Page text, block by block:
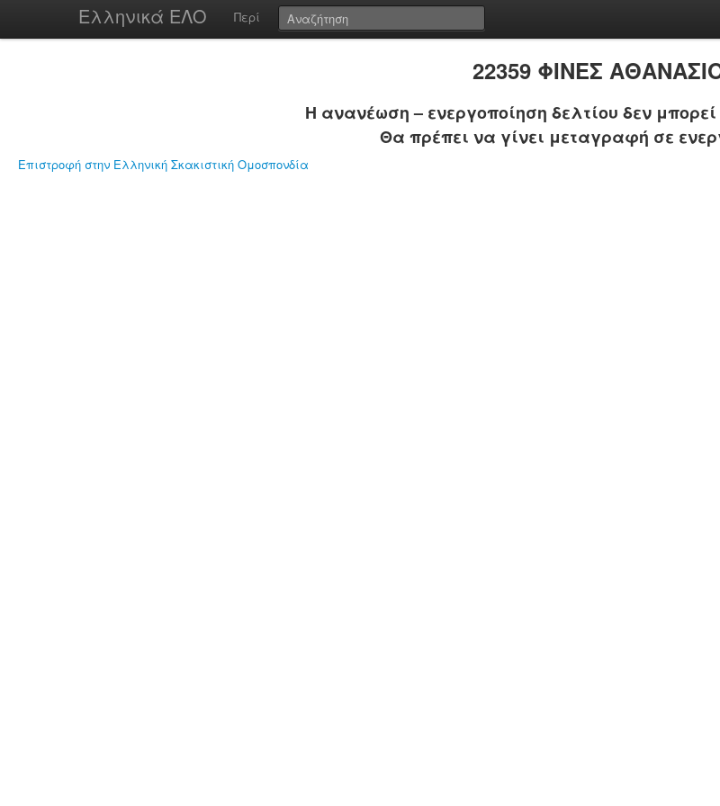
Ελληνικά ΕΛΟ Περί
22359 ΦΙΝΕΣ
Η ανανέωση – ενεργοποίηση δελτίου δεν
Θα πρέπει να γίνει μεταγραφή σε
Επιστροφή στην Ελληνική Σκακιστική Ομοσπονδία